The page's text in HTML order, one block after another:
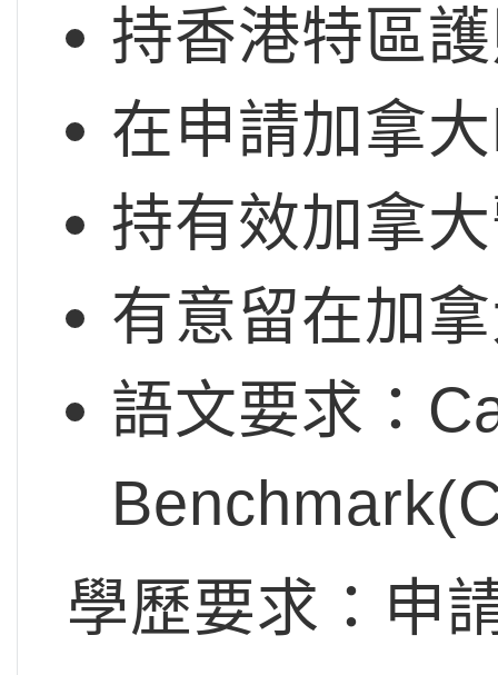
持香港特區
在申請加拿
持有效加拿
有意留在加
語文要求：
學歷要求：申